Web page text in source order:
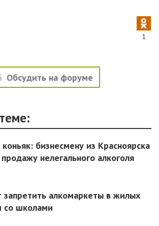
1
Обсудить на форуме
бизнесмену из Красноярска
нелегального алкоголя
запретить алкомаркеты в жилых
со школами